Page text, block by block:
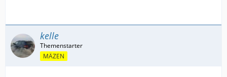
kelle
MÄZEN